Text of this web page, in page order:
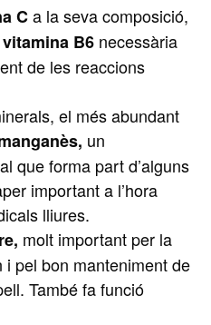
Ca la seva composició,
vitamina B6 necessària
de les reaccions
el més abundant
un
que forma part d’alguns
important a l’hora
lliures.
molt important per la
i pel bon manteniment de
També fa funció